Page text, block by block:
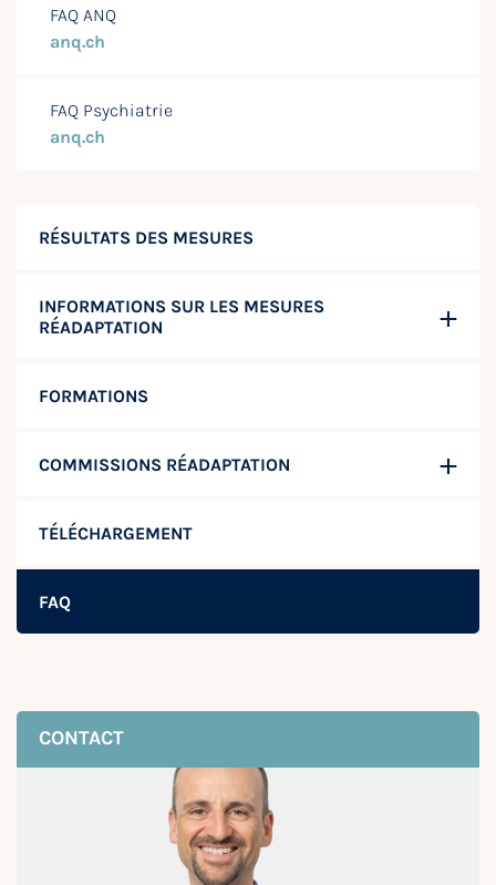
RÉSULTATS DES MESURES
INFORMATIONS SUR LES MESURES
RÉADAPTATION
FORMATIONS
COMMISSIONS RÉADAPTATION
TÉLÉCHARGEMENT
FAQ
CONTACT
FAQ ANQ
anq.ch
FAQ Psychiatrie
anq.ch